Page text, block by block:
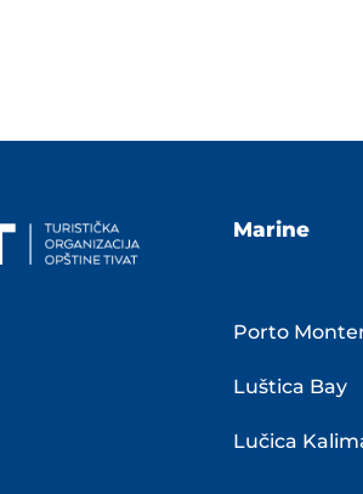
Marine
Porto
Luštica Bay
Lučica